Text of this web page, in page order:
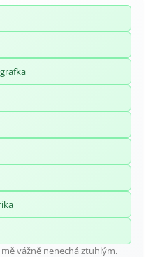
vážně nenechá ztuhlým.